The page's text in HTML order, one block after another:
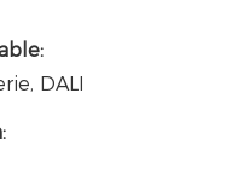
DALI